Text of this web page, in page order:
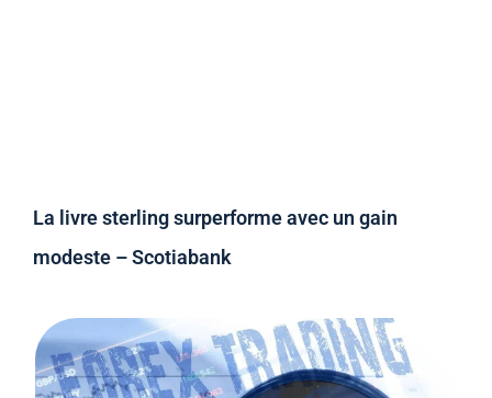
La livre sterling surperforme avec un gain
modeste – Scotiabank